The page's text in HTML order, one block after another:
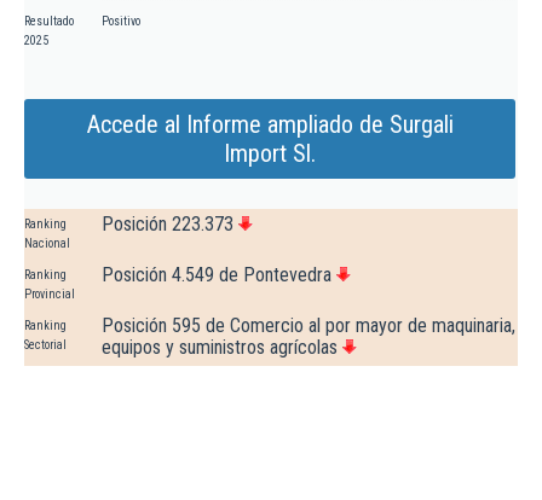
Resultado
2025
Positivo
Accede al Informe ampliado de Surgali
Import Sl.
Ranking
Nacional
Posición 223.373
Ranking
Provincial
Posición 4.549 de Pontevedra
Ranking
Sectorial
Posición 595 de Comercio al por mayor de maquinaria,
equipos y suministros agrícolas